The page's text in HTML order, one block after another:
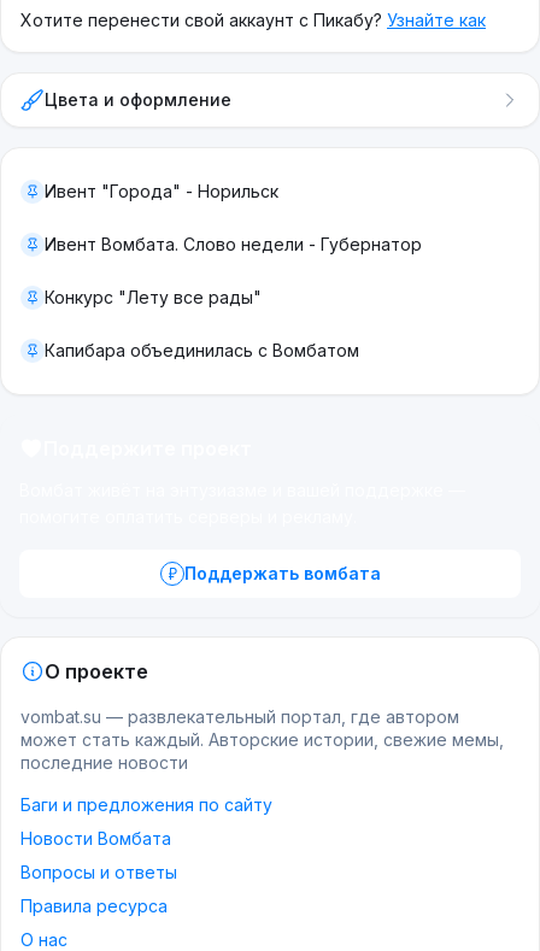
Хотите перенести свой аккаунт с Пикабу? Узнайте как
Цвета и оформление
Ивент "Города" - Норильск
Ивент Вомбата. Слово недели - Губернатор
Конкурс "Лету все рады"
Капибара объединилась с Вомбатом
Поддержать вомбата
О проекте
vombat.su — развлекательный портал, где автором
может стать каждый. Авторские истории, свежие мемы,
последние новости
Баги и предложения по сайту
Новости Вомбата
Вопросы и ответы
Правила ресурса
О нас